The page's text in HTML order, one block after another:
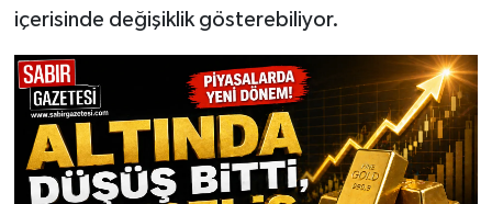
içerisinde değişiklik gösterebiliyor.